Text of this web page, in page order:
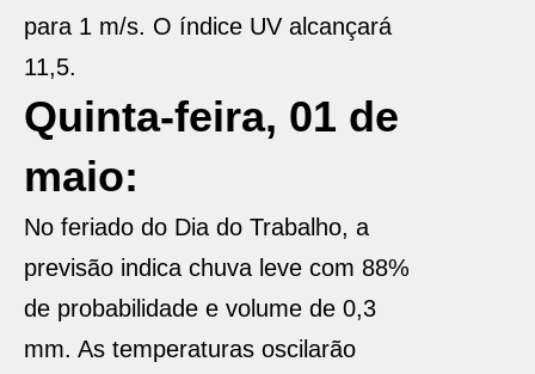
para 1 m/s. O índice UV alcançará
11,5.
Quinta-feira, 01 de
maio:
No feriado do Dia do Trabalho, a
previsão indica chuva leve com 88%
de probabilidade e volume de 0,3
mm. As temperaturas oscilarão